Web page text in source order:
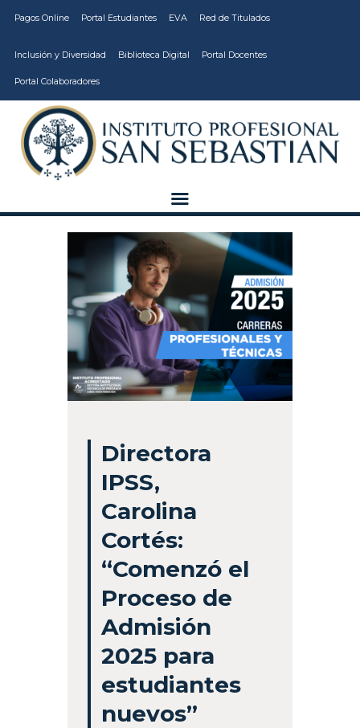
Pagos Online Portal Estudiantes EVA Red de Titulados
Inclusión y Diversidad Biblioteca Digital Portal Docentes
Portal Colaboradores
CARRERAS
VIDA ESTUDIANTIL
INSTITUCIÓN
VCM
EDUCACIÓN
CONTINUA
Directora
IPSS,
Carolina
Cortés:
“Comenzó el
Proceso de
Admisión
2025 para
estudiantes
nuevos”